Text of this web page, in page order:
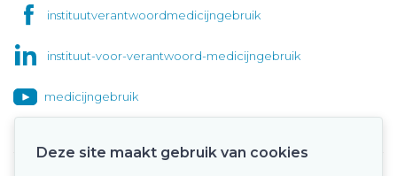
instituutverantwoordmedicijngebruik
instituut-voor-verantwoord-medicijngebruik
medicijngebruik
Deze site maakt gebruik van cookies